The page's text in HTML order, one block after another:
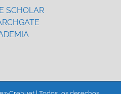
SCHOLAR